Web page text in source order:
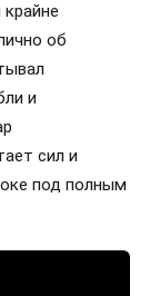
об
и
сил и
под полным